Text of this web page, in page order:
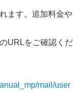
ます。追加料金や
URLをご確認くだ
mail/user